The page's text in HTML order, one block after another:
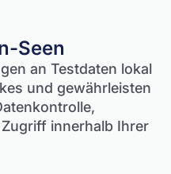
Seen
an Testdaten lokal
und gewährleisten
innerhalb Ihrer